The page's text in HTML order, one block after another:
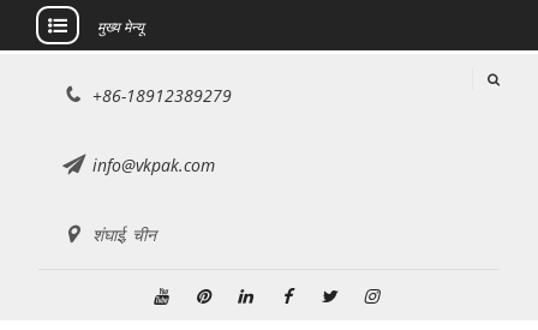
मुख्य मेन्यू
+86-18912389279
info@vkpak.com
शंघाई, चीन